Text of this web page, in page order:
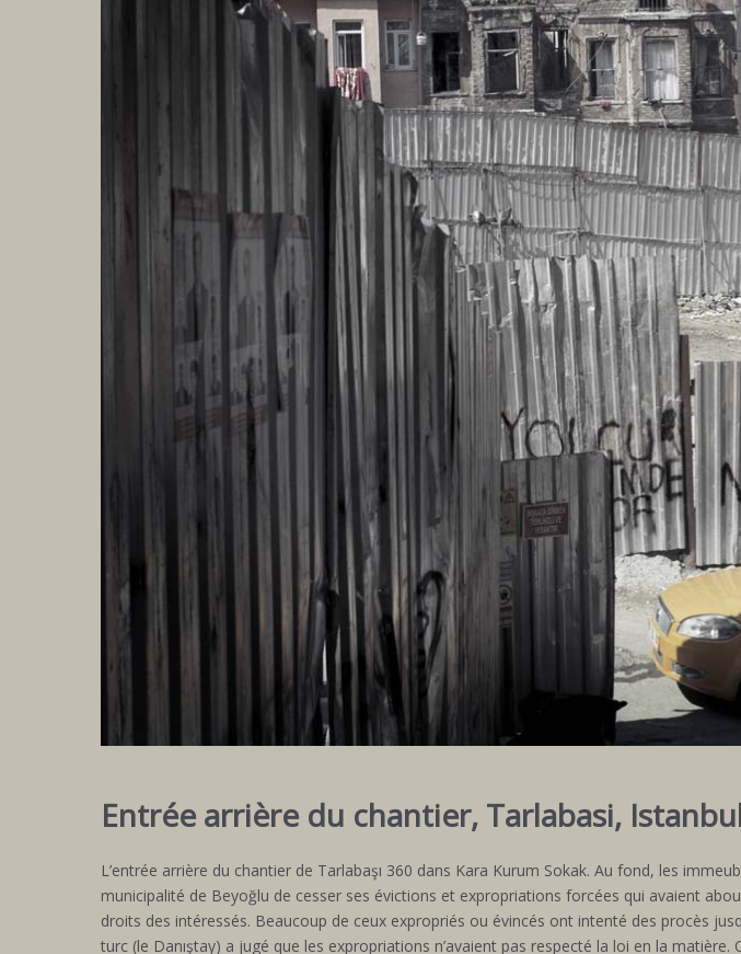
Entrée arrière du chantier, Tarlabasi,
L’entrée arrière du chantier de Tarlabaşı 360 dans Kara Kurum Sokak. Au fond, les
municipalité de Beyoğlu de cesser ses évictions et expropriations forcées qui avaient
droits des intéressés. Beaucoup de ceux expropriés ou évincés ont intenté des procès
turc (le Danıştay) a jugé que les expropriations n’avaient pas respecté la loi en la